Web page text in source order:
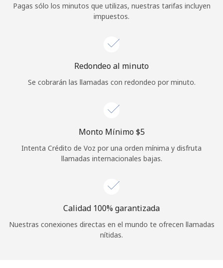
Iniciar Sesión
Continuar con
Pagas sólo los minutos que utilizas, nuestras tarifas incluyen
impuestos.
Redondeo al minuto
Se cobrarán las llamadas con redondeo por minuto.
Monto Mínimo ⁦$5⁩
Intenta Crédito de Voz por una orden mínima y disfruta
llamadas internacionales bajas.
Calidad 100% garantizada
Nuestras conexiones directas en el mundo te ofrecen llamadas
nítidas.